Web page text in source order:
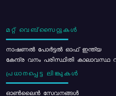
മറ്റ് വെബ്സൈറ്റുകൾ
നാഷണൽ പോർട്ടൽ ഓഫ് ഇന്ത്യ
കേന്ദ്ര വനം പരിസ്ഥിതി കാലാവസ്ഥ
പ്രധാനപ്പെട്ട ലിങ്കുകൾ
ഓൺലൈൻ സേവനങ്ങൾ